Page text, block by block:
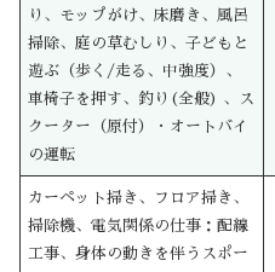
り、モップがけ、床磨き、風呂
掃除、庭の草むしり、子どもと
遊ぶ（歩く/走る、中強度）、
車椅子を押す、釣り(全般) 、ス
クーター（原付）・オートバイ
の運転
カーペット掃き、フロア掃き、
掃除機、電気関係の仕事：配線
工事、身体の動きを伴うスポー